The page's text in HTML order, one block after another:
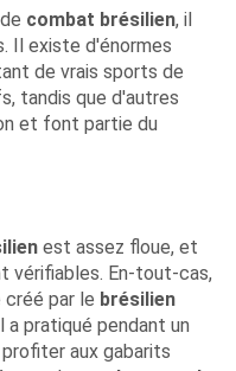
de combat brésilien, il
Il existe d'énormes
de vrais sports de
tandis que d'autres
et font partie du
est assez floue, et
vérifiables. En-tout-cas,
par le brésilien
a pratiqué pendant un
aux gabarits